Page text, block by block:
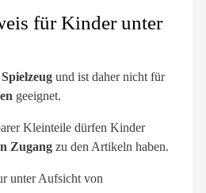
und ist daher nicht für
geeignet.
Kleinteile dürfen Kinder
Zugang zu den Artikeln haben.
unter Aufsicht von